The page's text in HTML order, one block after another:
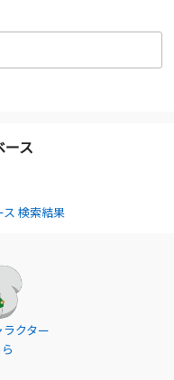
ス
検索結果
クター